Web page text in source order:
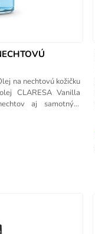
na nechtovú kožičku
CLARESA Vanilla
aj samotným